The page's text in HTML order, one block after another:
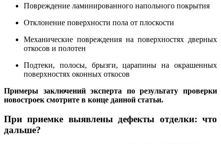
Повреждение ламинированного напольного покрытия
Отклонение поверхности пола от плоскости
Механические повреждения на поверхностях дверных
откосов и полотен
Подтеки, полосы, брызги, царапины на окрашенных
поверхностях оконных откосов
Примеры заключений эксперта по результату проверки
новостроек смотрите в конце данной статьи.
При приемке выявлены дефекты отделки: что
дальше?